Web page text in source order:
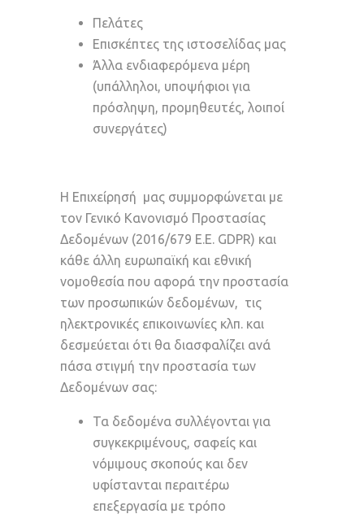
Πελάτες
Επισκέπτες της ιστοσελίδας μας
Άλλα ενδιαφερόμενα μέρη
(υπάλληλοι, υποψήφιοι για
πρόσληψη, προμηθευτές, λοιποί
συνεργάτες)
Η Επιχείρησή μας συμμορφώνεται με
τον Γενικό Κανονισμό Προστασίας
Δεδομένων (2016/679 Ε.Ε. GDPR) και
κάθε άλλη ευρωπαϊκή και εθνική
νομοθεσία που αφορά την προστασία
των προσωπικών δεδομένων, τις
ηλεκτρονικές επικοινωνίες κλπ. και
δεσμεύεται ότι θα διασφαλίζει ανά
πάσα στιγμή την προστασία των
Δεδομένων σας:
Τα δεδομένα συλλέγονται για
συγκεκριμένους, σαφείς και
νόμιμους σκοπούς και δεν
υφίστανται περαιτέρω
επεξεργασία με τρόπο